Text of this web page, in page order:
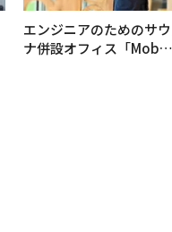
エンジニアのためのサウ
ナ併設オフィス「Mobiu